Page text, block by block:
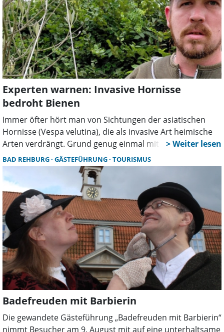
Experten warnen: Invasive Hornisse
bedroht Bienen
Immer öfter hört man von Sichtungen der asiatischen
Hornisse (Vespa velutina), die als invasive Art heimische
Arten verdrängt. Grund genug einmal mit Marcel Müller-
Meißner zu sprechen. Er ist Wespenberater und
Hornissenberater in der Region Hannover und im
Landkreis Schaumburg.
BAD REHBURG GÄSTEFÜHRUNG TOURISMUS
Badefreuden mit Barbierin
Die gewandete Gästeführung „Badefreuden mit Barbierin“
nimmt Besucher am 9. August mit auf eine unterhaltsame